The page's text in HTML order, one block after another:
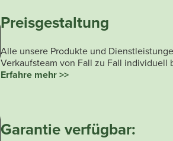
Preisgestaltung
Alle unsere Produkte und
Verkaufsteam von Fall zu Fall individuell
Erfahre mehr >>
Garantie verfügbar: